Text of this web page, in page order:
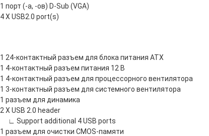
1 порт (-а, -ов) D-Sub (VGA)
4 X USB2.0 port(s)
1 24-контактный разъем для блока питания ATX
1 4-контактный разъем питания 12 В
1 4-контактный разъем для процессорного вентилятора
1 3-контактный разъем для системного вентилятора
1 разъем для динамика
2 X USB 2.0 header
∟ Support additional 4 USB ports
1 разъем для очистки CMOS-памяти